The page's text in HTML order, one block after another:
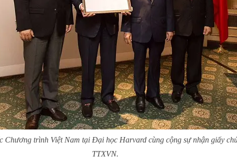
Chương trình Việt Nam tại Đại học Harvard cùng cộng sự nhận giấy
TTXVN.